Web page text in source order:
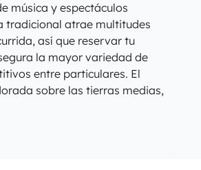
música y espectáculos
tradicional atrae multitudes
así que reservar tu
la mayor variedad de
entre particulares. El
sobre las tierras medias,